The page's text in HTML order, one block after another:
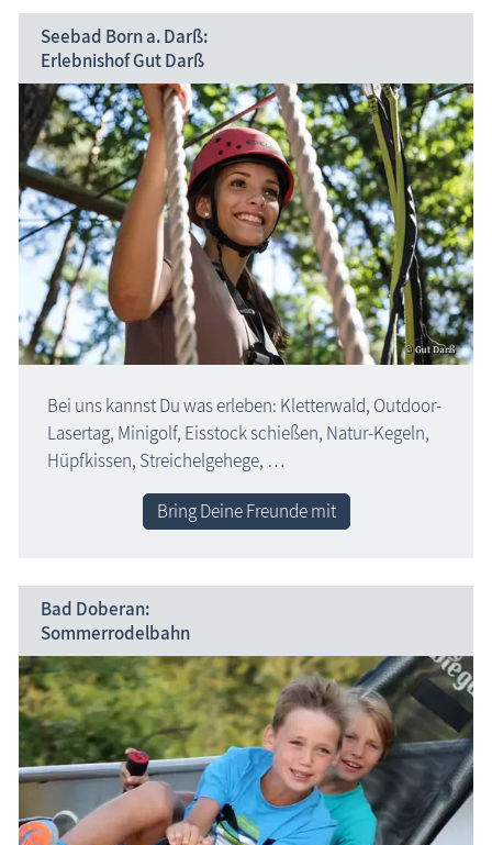
Seebad Borna. Darß:
Erlebnishof Gut Darß
Bei uns kannst Du was erleben: Kletterwald, Outdoor-
Lasertag, Minigolf, Eisstock schießen, Natur-Kegeln,
Hüpf­kissen, Streichelgehege, …
Bring Deine Freunde mit
Bad Doberan:
Sommerrodelbahn